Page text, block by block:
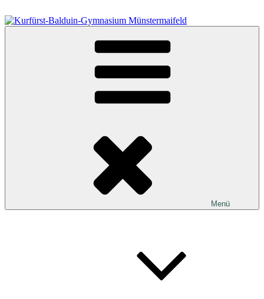
Inhalt
springen
Kurfürst-Balduin-Gymnasium Münstermaifeld
Menü